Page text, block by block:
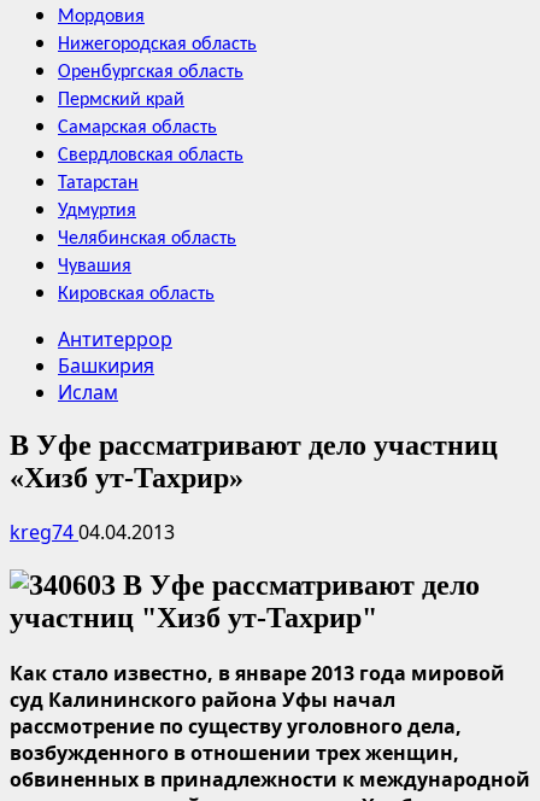
Мордовия
Нижегородская область
Оренбургская область
Пермский край
Самарская область
Свердловская область
Татарстан
Удмуртия
Челябинская область
Чувашия
Кировская область
Антитеррор
Башкирия
Ислам
В Уфе рассматривают дело участниц
«Хизб ут-Тахрир»
kreg7404.04.2013
Как стало известно, в январе 2013 года мировой
суд Калининского района Уфы начал
рассмотрение по существу уголовного дела,
возбужденного в отношении трех женщин,
обвиненных в принадлежности к международной